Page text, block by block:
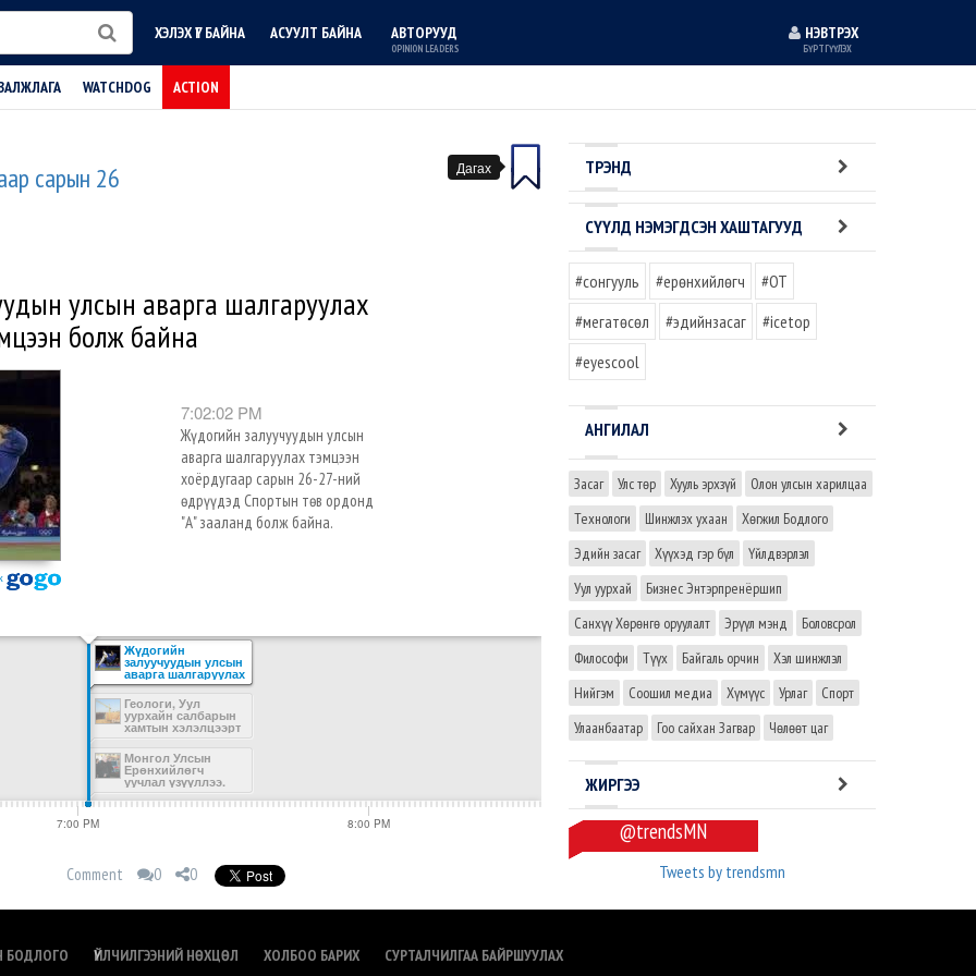
ХЭЛЭХ ҮГ БАЙНА АСУУЛТ БАЙНА АВТОРУУД
OPINION LEADERS
НЭВТРЭХ
БҮРТГҮҮЛЭХ
WATCHDOG ACTION
Дагах
сарын 26
улсын аварга шалгаруулах
болж байна
7:02:02 PM
Жүдогийн залуучуудын улсын
аварга шалгаруулах тэмцээн
хоёрдугаар сарын 26-27-ний
өдрүүдэд Спортын төв ордонд
"А" зааланд болж байна.
Геологи, Уул
уурхайн салбарын
хамтын хэлэлцээрт
гарын үсэг зурлаа
Монгол Улсын
Ерөнхийлөгч
уучлал үзүүллээ.
Жүдогийн
залуучуудын улсын
аварга шалгаруулах
тэмцээн болж байна
7:00 PM 8:00 PM
Comment 0 0
ТРЭНД
СҮҮЛД НЭМЭГДСЭН ХАШТАГУУД
#сонгууль #ерөнхийлөгч
#OT
#мегатөсөл
#эдийнзасаг
#icetop
#eyescool
АНГИЛАЛ
Засаг Улс төр Хууль эрхзүй
Олон улсын харилцаа
Технологи
Шинжлэх ухаан
Хөгжил Бодлого
Эдийн засаг
Хүүхэд гэр бүл
Үйлдвэрлэл
Уул уурхай
Бизнес Энтэрпренёршип
Санхүү Хөрөнгө оруулалт
Эрүүл мэнд
Боловсрол
Философи
Түүх Байгаль орчин
Хэл шинжлэл
Нийгэм
Соошил медиа Хүмүүс Урлаг
Спорт
Улаанбаатар
Гоо сайхан Загвар Чөлөөт цаг
ЖИРГЭЭ
@trendsMN
Tweets by trendsmn
БОДЛОГО ҮЙЛЧИЛГЭЭНИЙ НӨХЦӨЛ ХОЛБОО БАРИХ СУРТАЛЧИЛГАА БАЙРШУУЛАХ